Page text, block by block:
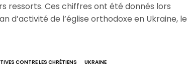
ressorts. Ces chiffres ont été donnés lors
d’activité de l’église orthodoxe en Ukraine, le
CONTRE LES CHRÉTIENS
UKRAINE